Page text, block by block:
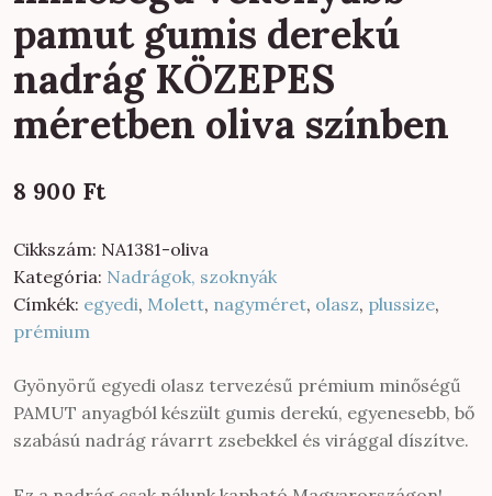
pamut gumis derekú
nadrág KÖZEPES
méretben oliva színben
8 900 Ft
Cikkszám: NA1381-oliva
Kategória: Nadrágok, szoknyák
Címkék: egyedi, Molett, nagyméret, olasz, plussize,
prémium
Gyönyörű egyedi olasz tervezésű prémium minőségű
PAMUT anyagból készült gumis derekú, egyenesebb, bő
szabású nadrág rávarrt zsebekkel és virággal díszítve.